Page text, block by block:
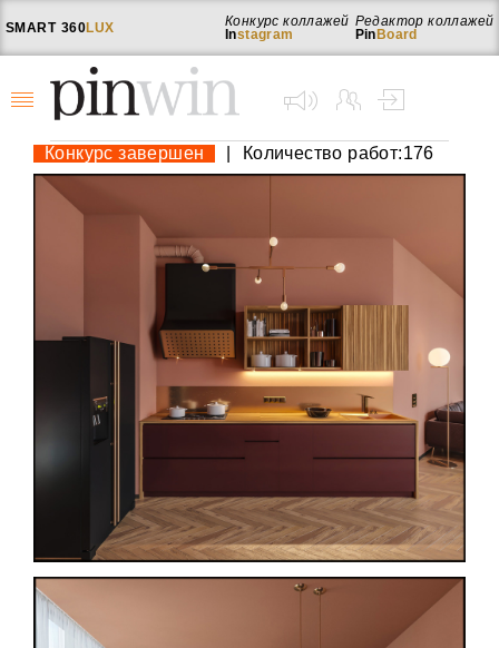
SMART 360LUX
Редактор коллажей
Pin Board
Конкурс коллажей
Instagram
Конкурс завершен Количество работ:176